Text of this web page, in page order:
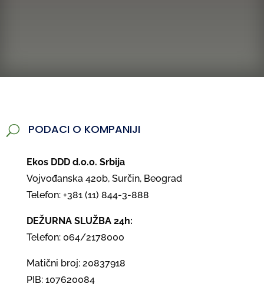
U PODACI O KOMPANIJI
Ekos DDD d.o.o. Srbija
Vojvođanska 420b, Surčin, Beograd
Telefon: +381 (11) 844-3-888
DEŽURNA SLUŽBA 24h:
Telefon: 064/2178000
Matični broj: 20837918
PIB: 107620084